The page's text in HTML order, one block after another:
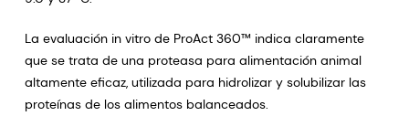
La evaluación in vitro de ProAct 360™ indica claramente
que se trata de una proteasa para alimentación animal
altamente eficaz, utilizada para hidrolizar y solubilizar las
proteínas de los alimentos balanceados.